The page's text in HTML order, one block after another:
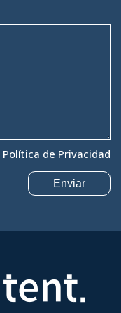
Política de Privacidad